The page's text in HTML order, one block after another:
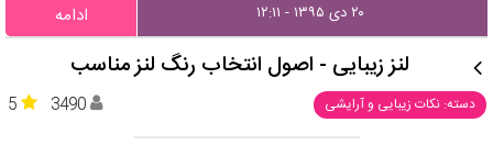
۲۰ دی ۱۳۹۵ - ۱۲:۱۱ ادامه
لنز زیبایی - اصول انتخاب رنگ لنز مناسب
دسته: نکات زیبایی و آرایشی 5 3490